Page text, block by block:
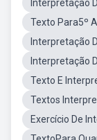
Interpretação
Texto Para5º
Interpretação
Interpretação
Texto E
Textos
Exercício De